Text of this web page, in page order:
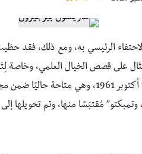
الرئيسي به، ومع ذلك، فقد
على قصص الخيال العلمي، وخاصة
نُشِرَت القصة في مجلة “العلم والخيال”